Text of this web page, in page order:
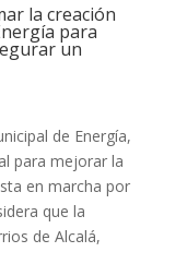
la creación
para
un
de Energía,
para mejorar la
en marcha por
que la
de Alcalá,